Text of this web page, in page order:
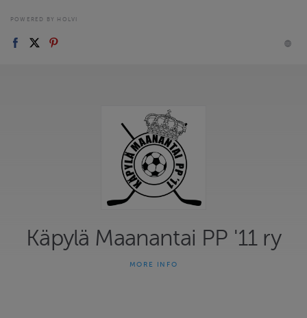
POWERED BY HOLVI
Käpylä Maanantai PP '11 ry
MORE INFO